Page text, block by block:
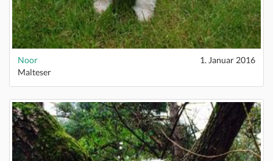
Noor
1. Januar 2016
Malteser